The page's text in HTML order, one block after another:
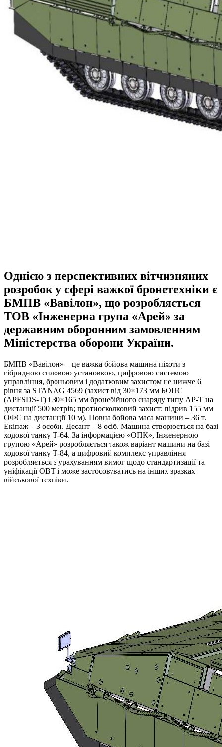
Однією з перспективних вітчизняних
розробок у сфері важкої бронетехніки є
БМПВ «Вавілон», що розробляється
ТОВ «Інженерна група «Арей» за
державним оборонним замовленням
Міністерства оборони України.
БМПВ «Вавілон» – це важка бойова машина піхоти з
гібридною силовою установкою, цифровою системою
управління, броньовим і додатковим захистом не нижче 6
рівня за STANAG 4569 (захист від 30×173 мм БОПС
(APFSDS-T) і 30×165 мм бронебійного снаряду типу AP-T на
дистанції 500 метрів; протиосколковий захист: підрив 155 мм
ОФС на дистанції 10 м). Повна бойова маса машини – 36 т.
Екіпаж – 3 особи. Десант – 8 осіб. Машина створюється на базі
ходової танку Т-64. За інформацією «ОПК», Інженерною
групою «Арей» розробляється також варіант машини на базі
ходової танку Т-84, а цифровий комплекс управління
розробляється з урахуванням вимог щодо стандартизації та
уніфікації ОВТ і може застосовуватись на інших зразках
військової техніки.